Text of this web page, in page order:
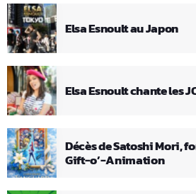
Elsa Esnoult au Japon
Elsa Esnoult chante les
Décès de Satoshi Mori,
Gift-o’-Animation